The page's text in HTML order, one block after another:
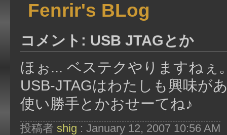
Fenrir's BLog
コメント: USB JTAGとか
ほぉ... ベステクやりますねぇ
USB-JTAGはわたしも興味が
使い勝手とかおせーてね♪
投稿者 shig : January 12, 2007 10:56 AM